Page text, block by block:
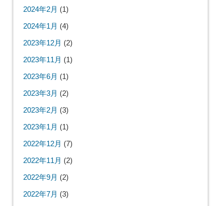
2024年2月 (1)
2024年1月 (4)
2023年12月 (2)
2023年11月 (1)
2023年6月 (1)
2023年3月 (2)
2023年2月 (3)
2023年1月 (1)
2022年12月 (7)
2022年11月 (2)
2022年9月 (2)
2022年7月 (3)